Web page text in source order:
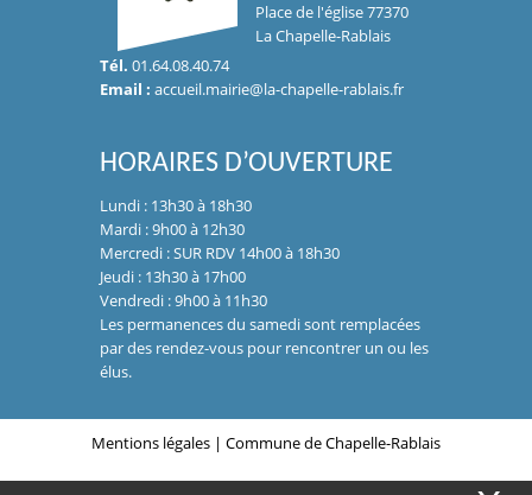
Place de l'église 77370
La Chapelle-Rablais
Tél. 01.64.08.40.74
Email : accueil.mairie@la-chapelle-rablais.fr
HORAIRES D’OUVERTURE
Lundi : 13h30 à 18h30
Mardi : 9h00 à 12h30
Mercredi : SUR RDV 14h00 à 18h30
Jeudi : 13h30 à 17h00
Vendredi : 9h00 à 11h30
Les permanences du samedi sont remplacées
par des rendez-vous pour rencontrer un ou les
élus.
Mentions légales | Commune de Chapelle-Rablais